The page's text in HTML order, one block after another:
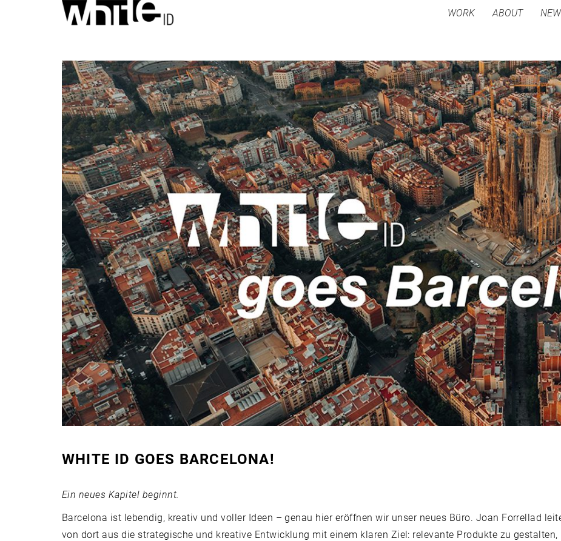
WORK ABOUT
WHITE ID GOES BARCELONA!
Ein neues Kapitel beginnt.
Barcelona ist lebendig, kreativ und voller Ideen – genau hier eröffnen wir unser neues Büro. Joan Forrellad
von dort aus die strategische und kreative Entwicklung mit einem klaren Ziel: relevante Produkte zu gestalten,